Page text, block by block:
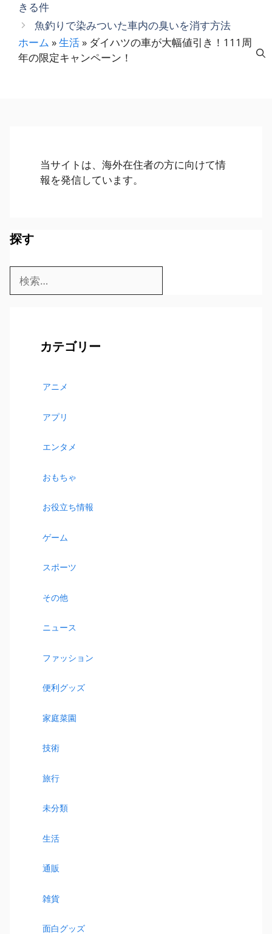
ー
きる件
魚釣りで染みついた車内の臭いを消す方法
ホーム »生活 » ダイハツの車が大幅値引き！111周
年の限定キャンペーン！
当サイトは、海外在住者の方に向けて情
報を発信しています。
探す
索:
カテゴリー
アニメ
アプリ
エンタメ
おもちゃ
お役立ち情報
ゲーム
スポーツ
その他
ニュース
ファッション
便利グッズ
家庭菜園
技術
旅行
未分類
生活
通販
雑貨
面白グッズ